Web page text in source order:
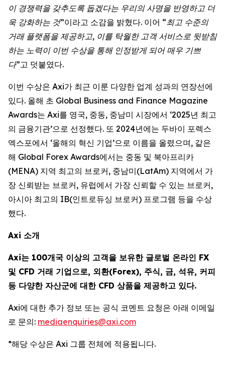
이 경쟁력을 갖추도록 돕겠다는 우리의 사명을 반영하고 더
욱 강화하는 것”이라고 소감을 밝혔다. 이어 “최고 수준의
거래 플랫폼을 제공하고, 이를 탁월한 고객 서비스로 뒷받침
하는 노력이 이번 수상을 통해 인정받게 되어 매우 기쁘
다”고 덧붙였다.
이번 수상은 Axi가 최근 이룬 다양한 업계 성과의 연장선에
있다. 올해 초 Global Business and Finance Magazine
Awards는 Axi를 영국, 중동, 중남미 시장에서 ‘2025년 최고
의 금융기관’으로 선정했다. 또 2024년에는 두바이 포렉스
엑스포에서 ‘올해의 혁신 기업’으로 이름을 올렸으며, 같은
해 Global Forex Awards에서는 중동 및 북아프리카
(MENA) 지역 최고의 브로커, 중남미(LatAm) 지역에서 가
장 신뢰받는 브로커, 유럽에서 가장 신뢰할 수 있는 브로커,
아시아 최고의 IB(인트로듀싱 브로커) 프로그램 등을 수상
했다.
Axi 소개
Axi는 100개국 이상의 고객을 보유한 글로벌 온라인 FX
및 CFD 거래 기업으로, 외환(Forex), 주식, 금, 석유, 커피
등 다양한 자산군에 대한 CFD 상품을 제공하고 있다.
Axi에 대한 추가 정보 또는 공식 코멘트 요청은 아래 이메일
로 문의: mediaenquiries@axi.com
*해당 수상은 Axi 그룹 전체에 적용됩니다.